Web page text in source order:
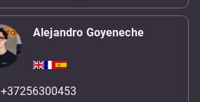
Alejandro Goyeneche
+37256300453